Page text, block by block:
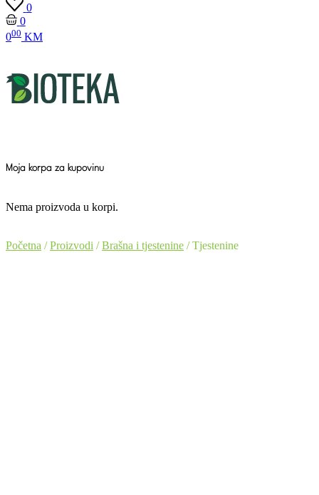
0
0
000 KM
Moja korpa za kupovinu
Nema proizvoda u korpi.
Početna /Proizvodi /Brašna i tjestenine / Tjestenine